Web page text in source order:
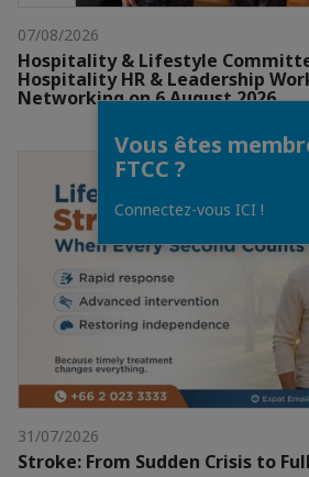
07/08/2026
Hospitality & Lifestyle
Hospitality HR & Leadership
Networking on 6 August 2026
31/07/2026
Stroke: From Sudden Crisis to
Vous êtes
FTCC ?
Connectez-vous ICI !